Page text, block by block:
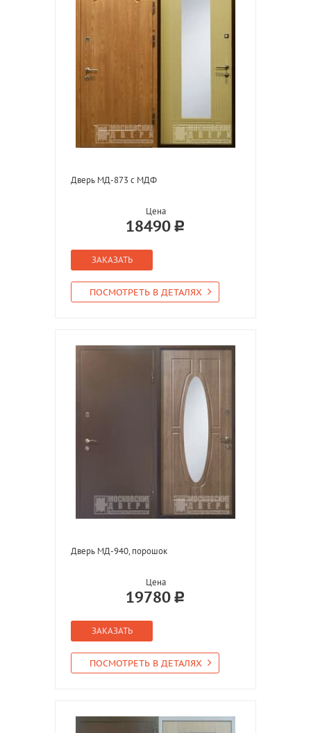
Дверь МД-873 с МДФ
Цена
18490
ЗАКАЗАТЬ
ПОСМОТРЕТЬ В ДЕТАЛЯХ
Дверь МД-940, порошок
Цена
19780
ЗАКАЗАТЬ
ПОСМОТРЕТЬ В ДЕТАЛЯХ